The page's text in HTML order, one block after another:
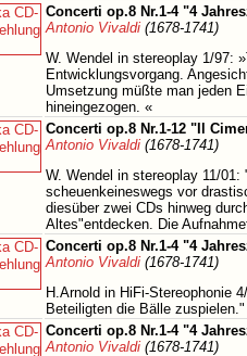
Concerti op.8 Nr.1-4 "4
Antonio Vivaldi (1678-1741)
W. Wendel in stereoplay 1/97:
Entwicklungsvorgang.
Umsetzung müßte man jeden
hineingezogen. «
Concerti op.8 Nr.1-12 "Il
Antonio Vivaldi (1678-1741)
W. Wendel in stereoplay 11/
scheuenkeineswegs vor
diesüber zwei CDs hinweg
Altes"entdecken. Die
Concerti op.8 Nr.1-4 "4
Antonio Vivaldi (1678-1741)
H.Arnold in HiFi-Stereophonie
Beteiligten die Bälle zuspielen."
Concerti op.8 Nr.1-4 "4
Antonio Vivaldi (1678-1741)